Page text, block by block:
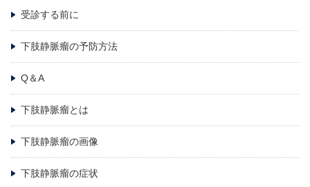
受診する前に
下肢静脈瘤の予防方法
Q＆A
下肢静脈瘤とは
下肢静脈瘤の画像
下肢静脈瘤の症状